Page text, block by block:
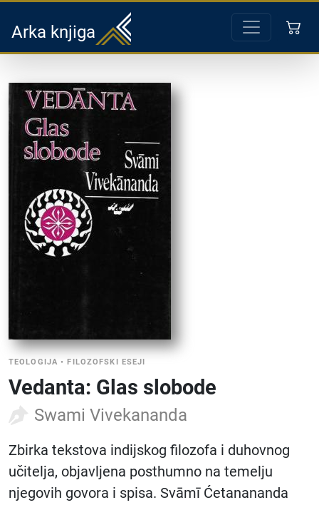
Arka knjiga
TEOLOGIJA •FILOZOFSKI ESEJI
Vedanta: Glas slobode
Swami Vivekananda
Zbirka tekstova indijskog filozofa i duhovnog
učitelja, objavljena posthumno na temelju
njegovih govora i spisa. Svāmī Ćetanananda